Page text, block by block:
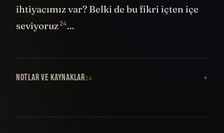
ihtiyacımız var? Belki de bu fikri içten içe
seviyoruz24...
NOTLAR VE KAYNAKLAR24